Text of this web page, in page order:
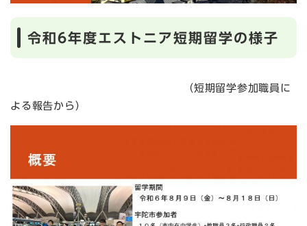
令和6年度エストニア短期留学の様子
（短期留学参加職員に
よる報告から）